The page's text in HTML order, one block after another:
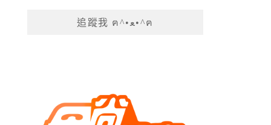
追蹤我 ฅ^•ﻌ•^ฅ